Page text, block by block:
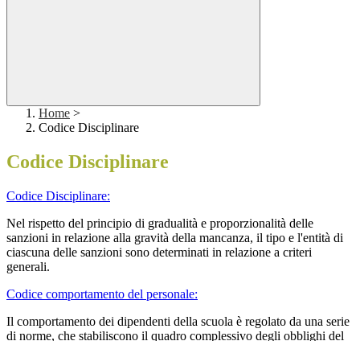
Home >
Codice Disciplinare
Codice Disciplinare
Codice Disciplinare:
Nel rispetto del principio di gradualità e proporzionalità delle
sanzioni in relazione alla gravità della mancanza, il tipo e l'entità di
ciascuna delle sanzioni sono determinati in relazione a criteri
generali.
Codice comportamento del personale:
Il comportamento dei dipendenti della scuola è regolato da una serie
di norme, che stabiliscono il quadro complessivo degli obblighi del